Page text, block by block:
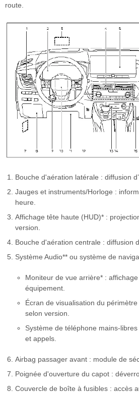
route.
Bouche d'aération latérale : diffusion
Jauges et instruments/Horloge :
heure.
Affichage tête haute (HUD)* :
version.
Bouche d'aération centrale : diffusion
Système Audio** ou système de
Moniteur de vue arrière* :
équipement.
Écran de visualisation du
selon version.
Système de téléphone mains-
et appels.
Airbag passager avant : module de
Poignée d'ouverture du capot :
Couvercle de boîte à fusibles : accès